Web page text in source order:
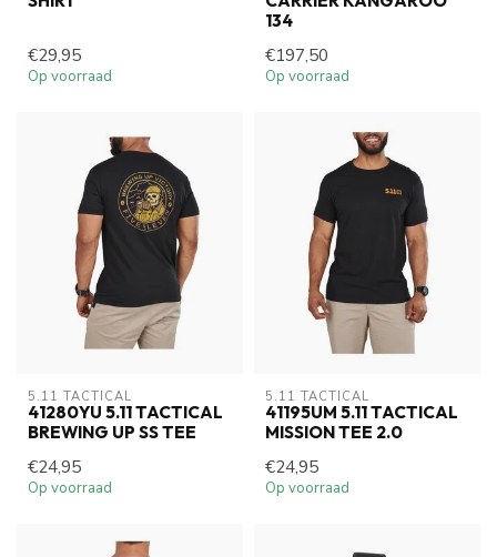
€29,95
Op voorraad
134
€197,50
Op voorraad
5.11 TACTICAL
41280YU 5.11 TACTICAL
BREWING UP SS TEE
€24,95
Op voorraad
5.11 TACTICAL
41195UM 5.11 TACTICAL
MISSION TEE 2.0
€24,95
Op voorraad